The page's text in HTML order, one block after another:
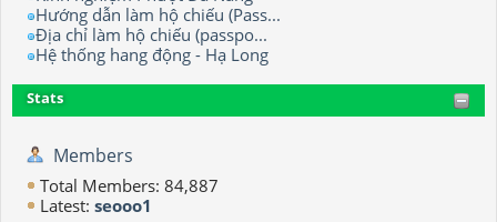
Hướng dẫn làm hộ chiếu (Pass...
Địa chỉ làm hộ chiếu (passpo...
Hệ thống hang động - Hạ Long
Stats
Members
Total Members: 84,887
Latest: seooo1